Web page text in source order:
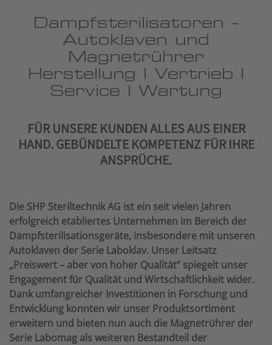
Dampfsterilisatoren –
Autoklaven und
Magnetrührer
Herstellung | Vertrieb |
Service | Wartung
FÜR UNSERE KUNDEN ALLES AUS EINER
HAND. GEBÜNDELTE KOMPETENZ FÜR IHRE
ANSPRÜCHE.
Die SHP Steriltechnik AG ist ein seit vielen Jahren
erfolgreich etabliertes Unternehmen im Bereich der
Dampfsterilisationsgeräte, insbesondere mit unseren
Autoklaven der Serie Laboklav. Unser Leitsatz
„Preiswert – aber von hoher Qualität“ spiegelt unser
Engagement für Qualität und Wirtschaftlichkeit wider.
Dank umfangreicher Investitionen in Forschung und
Entwicklung konnten wir unser Produktsortiment
erweitern und bieten nun auch die Magnetrührer der
Serie Labomag als weiteren Bestandteil der